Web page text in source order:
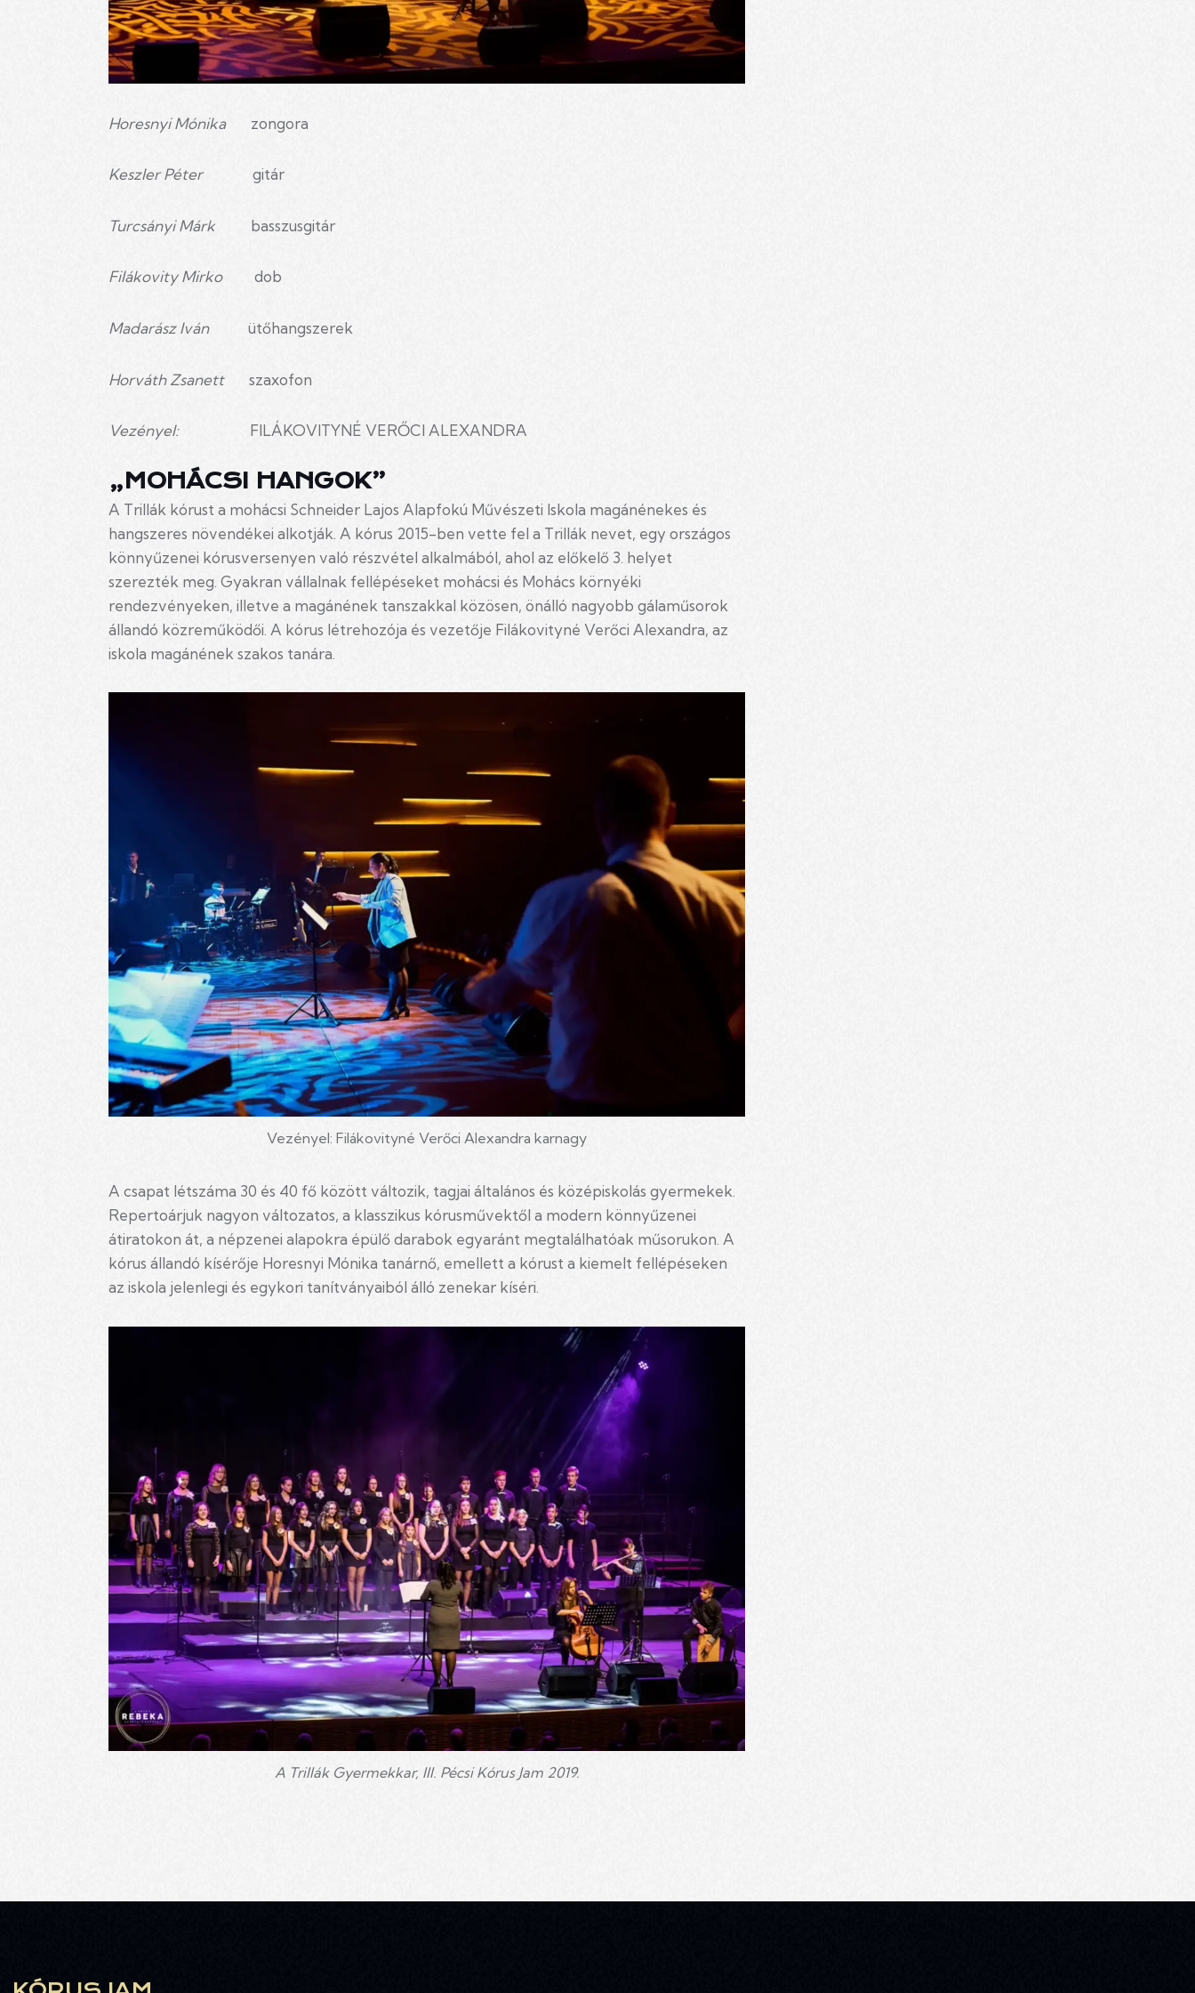
Horesnyi Mónikazongora
Keszler Pétergitár
Turcsányi Márkbasszusgitár
Filákovity Mirkodob
Madarász Ivánütőhangszerek
Horváth Zsanettszaxofon
Vezényel:FILÁKOVITYNÉ VERŐCI ALEXANDRA
„MOHÁCSI HANGOK”
A Trillák kórust a mohácsi Schneider Lajos Alapfokú Művészeti Iskola magánénekes és
hangszeres növendékei alkotják. A kórus 2015-ben vette fel a Trillák nevet, egy országos
könnyűzenei kórusversenyen való részvétel alkalmából, ahol az előkelő 3. helyet
szerezték meg. Gyakran vállalnak fellépéseket mohácsi és Mohács környéki
rendezvényeken, illetve a magánének tanszakkal közösen, önálló nagyobb gálaműsorok
állandó közreműködői. A kórus létrehozója és vezetője Filákovityné Verőci Alexandra, az
iskola magánének szakos tanára.
Vezényel: Filákovityné Verőci Alexandra karnagy
A csapat létszáma 30 és 40 fő között változik, tagjai általános és középiskolás gyermekek.
Repertoárjuk nagyon változatos, a klasszikus kórusművektől a modern könnyűzenei
átiratokon át, a népzenei alapokra épülő darabok egyaránt megtalálhatóak műsorukon. A
kórus állandó kísérője Horesnyi Mónika tanárnő, emellett a kórust a kiemelt fellépéseken
az iskola jelenlegi és egykori tanítványaiból álló zenekar kíséri.
A Trillák Gyermekkar, III. Pécsi Kórus Jam 2019.